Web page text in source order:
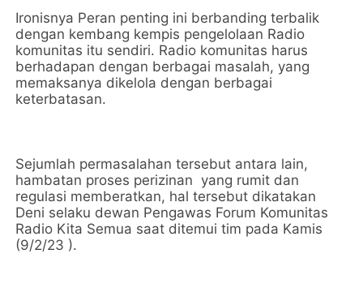
Ironisnya Peran penting ini berbanding terbalik
dengan kembang kempis pengelolaan Radio
komunitas itu sendiri. Radio komunitas harus
berhadapan dengan berbagai masalah, yang
memaksanya dikelola dengan berbagai
keterbatasan.
Sejumlah permasalahan tersebut antara lain,
hambatan proses perizinan yang rumit dan
regulasi memberatkan, hal tersebut dikatakan
Deni selaku dewan Pengawas Forum Komunitas
Radio Kita Semua saat ditemui tim pada Kamis
(9/2/23 ).